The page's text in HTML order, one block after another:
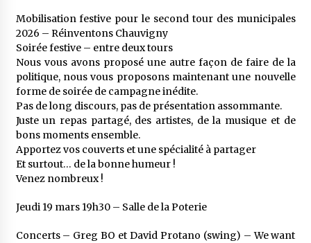
Mobilisation festive pour le second tour des municipales
2026 – Réinventons Chauvigny
Soirée festive – entre deux tours
Nous vous avons proposé une autre façon de faire de la
politique, nous vous proposons maintenant une nouvelle
forme de soirée de campagne inédite.
Pas de long discours, pas de présentation assommante.
Juste un repas partagé, des artistes, de la musique et de
bons moments ensemble.
Apportez vos couverts et une spécialité à partager
Et surtout… de la bonne humeur !
Venez nombreux !
Jeudi 19 mars 19h30 – Salle de la Poterie
Concerts – Greg BO et David Protano (swing) – We want